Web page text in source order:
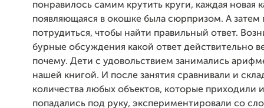
понравилось самим крутить круги, каждая новая
появляющаяся в окошке была сюрпризом. А затем
потрудиться, чтобы найти правильный ответ.
бурные обсуждения какой ответ действительно
почему. Дети с удовольствием занимались
нашей книгой. И после занятия сравнивали и
количества любых объектов, которые приходили
попадались под руку, экспериментировали со